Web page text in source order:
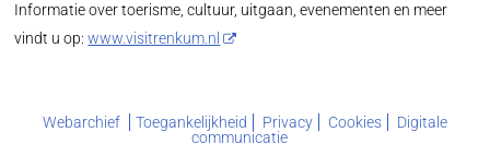
Informatie over toerisme, cultuur, uitgaan, evenementen en meer
vindt u op:www.visitrenkum.nl
Webarchief Toegankelijkheid Privacy Cookies
Digitale
communicatie